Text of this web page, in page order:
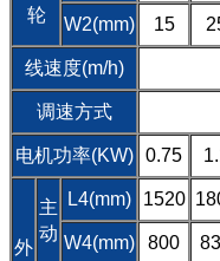
轮
W2(mm) 15
线速度(m/h)
调速方式
电机功率(KW) 0.75
外
主
动
L4(mm) 1520
W4(mm) 800